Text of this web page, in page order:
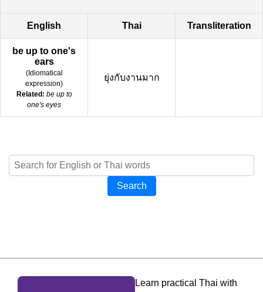
English Thai Transliteration
be up to one's
ears
(Idiomatical
expression)
Related: be up to
one's eyes
ยุ่งกับงานมาก
Search
Learn practical Thai with